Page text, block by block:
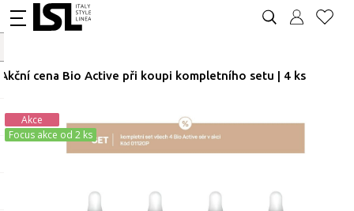
Akční cena Bio Active při koupi kompletního setu | 4 ks
Akce
Focus akce od 2 ks